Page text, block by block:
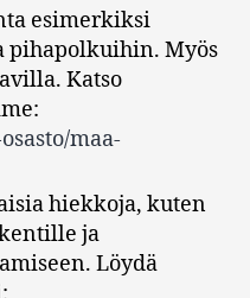
esimerkiksi
pihapolkuihin. Myös
Katso
maa-
hiekkoja, kuten
ja
Löydä